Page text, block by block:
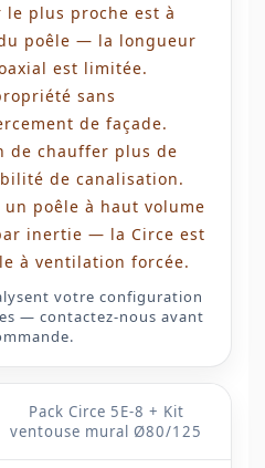
le plus proche est à
poêle — la longueur
est limitée.
sans
de façade.
de chauffer plus de
de canalisation.
un poêle à haut volume
inertie — la Circe est
à ventilation forcée.
votre configuration
— contactez-nous avant
Pack Circe 5E-8 + Kit
ventouse mural Ø80/125